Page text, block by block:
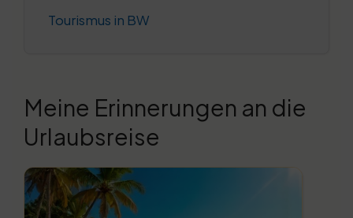
Tourismus in BW
Meine Erinnerungen an die
Urlaubsreise